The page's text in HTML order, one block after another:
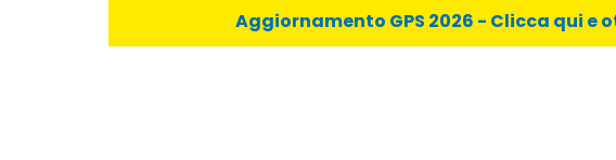
Aggiornamento GPS 2026 - Clicca qui e